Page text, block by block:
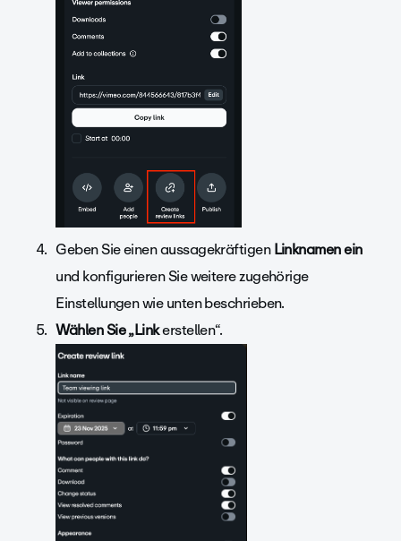
Geben Sie einen aussagekräftigenLinknamen ein
und konfigurieren Sie weitere zugehörige
Einstellungen wie unten beschrieben.
Wählen Sie „Linkerstellen“.